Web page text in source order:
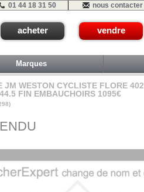
01 44 18 31 50 nous contacter
acheter vendre
Marques
JM WESTON CYCLISTE FLORE 402
FIN EMBAUCHOIRS 1095€